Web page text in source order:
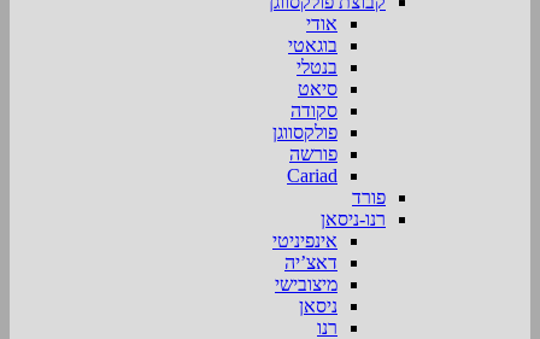
אודי
בוגאטי
בנטלי
סיאט
סקודה
פולקסווגן
פורשה
Cariad
פורד
רנו-ניסאן
אינפיניטי
דאצ’יה
מיצובישי
ניסאן
רנו